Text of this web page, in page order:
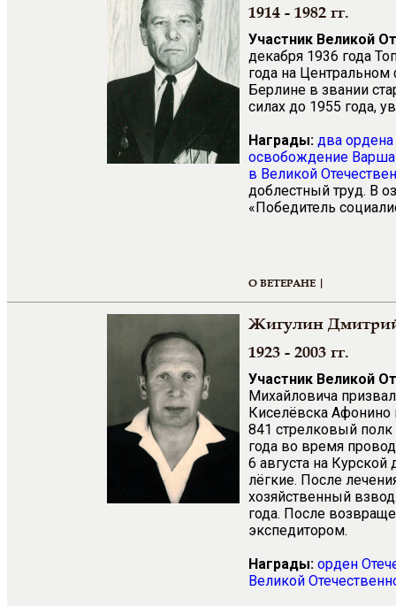
1914 - 1982 гг.
Участник Великой
декабря 1936 года
года на
Берлине в звании
силах до 1955 года,
Награды: два
освобождение
в Великой
доблестный труд. В
«Победитель
О ВЕТЕРАНЕ |
Жигулин
1923 - 2003 гг.
Участник Великой
Михайловича
Киселёвска Афонино
841 стрелковый
года во время
6 августа на
лёгкие. После
хозяйственный
года. После
экспедитором.
Награды: орден
Великой